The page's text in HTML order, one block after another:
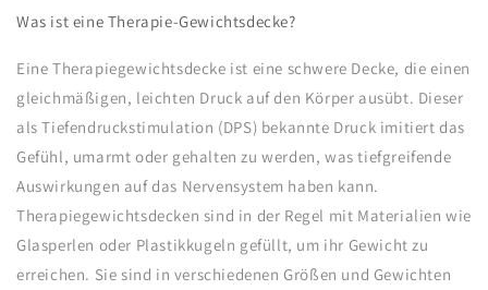
Was ist eine Therapie-Gewichtsdecke?
Eine Therapiegewichtsdecke ist eine schwere Decke, die einen
gleichmäßigen, leichten Druck auf den Körper ausübt. Dieser
als Tiefendruckstimulation (DPS) bekannte Druck imitiert das
Gefühl, umarmt oder gehalten zu werden, was tiefgreifende
Auswirkungen auf das Nervensystem haben kann.
Therapiegewichtsdecken sind in der Regel mit Materialien wie
Glasperlen oder Plastikkugeln gefüllt, um ihr Gewicht zu
erreichen. Sie sind in verschiedenen Größen und Gewichten